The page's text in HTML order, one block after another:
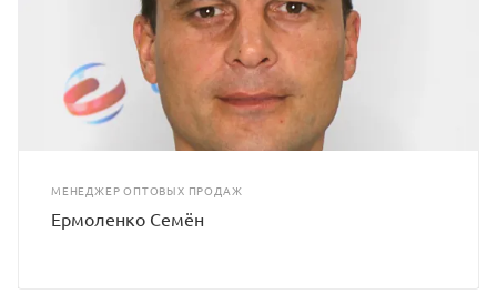
МЕНЕДЖЕР ОПТОВЫХ ПРОДАЖ
Ермоленко Семён